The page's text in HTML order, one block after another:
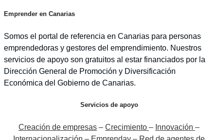
EMPRENDER EN CANARIAS
Somos el portal de referencia en Canarias
para personas emprendedoras y gestores del
son gratuitos al estar financiados por la
Dirección General de Promoción y
Diversificación Económica del Gobierno de